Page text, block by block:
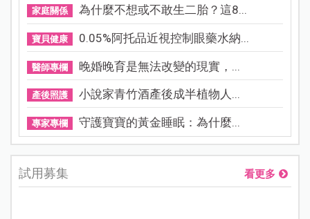
家庭關係 為什麼不想或不敢生二胎？這8...
寶貝健康 0.05%阿托品近視控制眼藥水納...
醫師專欄 晚婚晚育是無法改變的現實，...
產後照護 小說家青竹酒產後成半植物人...
專家專欄 守護寶寶的黃金睡眠：為什麼...
試用募集 看更多